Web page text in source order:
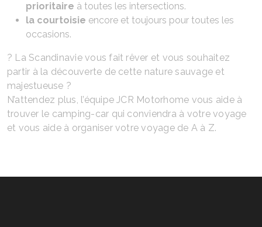
prioritaire à toutes les intersections.
la courtoisie encore et toujours pour toutes les
occasions.
? La Scandinavie vous fait rêver et vous souhaitez
partir à la découverte de cette nature sauvage et
majestueuse ?
N’attendez plus, l’équipe JCR Motorhome vous aide à
trouver le camping-car qui conviendra à votre voyage
et vous aide à organiser votre voyage de A à Z.